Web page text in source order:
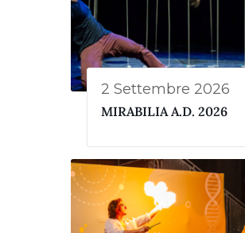
2 Settembre 2026
MIRABILIA A.D. 2026